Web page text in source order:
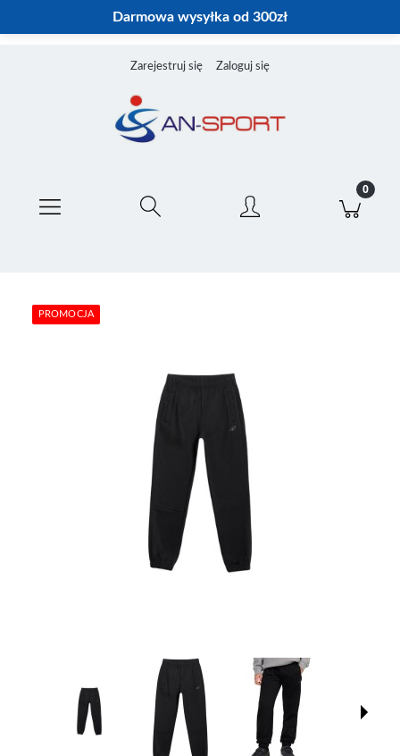
Darmowa wysyłka od 300zł
Zarejestruj się Zaloguj się
PROMOCJA